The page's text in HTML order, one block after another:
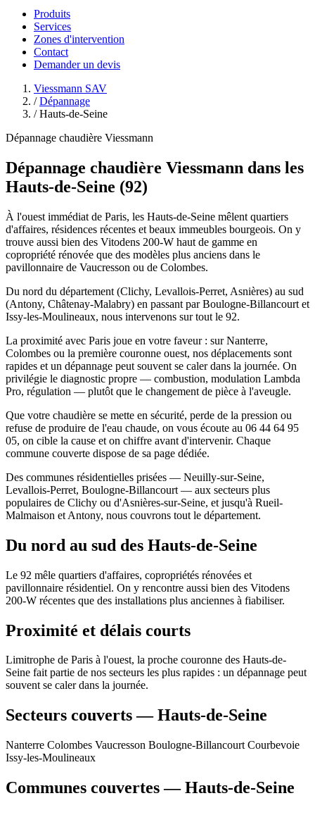
Produits
Services
Zones d'intervention
Contact
Demander un devis
Viessmann SAV
/ Dépannage
/ Hauts-de-Seine
Dépannage chaudière Viessmann
Dépannage chaudière Viessmann dans les
Hauts-de-Seine (92)
À l'ouest immédiat de Paris, les Hauts-de-Seine mêlent quartiers
d'affaires, résidences récentes et beaux immeubles bourgeois. On y
trouve aussi bien des Vitodens 200-W haut de gamme en
copropriété rénovée que des modèles plus anciens dans le
pavillonnaire de Vaucresson ou de Colombes.
Du nord du département (Clichy, Levallois-Perret, Asnières) au sud
(Antony, Châtenay-Malabry) en passant par Boulogne-Billancourt et
Issy-les-Moulineaux, nous intervenons sur tout le 92.
La proximité avec Paris joue en votre faveur : sur Nanterre,
Colombes ou la première couronne ouest, nos déplacements sont
rapides et un dépannage peut souvent se caler dans la journée. On
privilégie le diagnostic propre — combustion, modulation Lambda
Pro, régulation — plutôt que le changement de pièce à l'aveugle.
Que votre chaudière se mette en sécurité, perde de la pression ou
refuse de produire de l'eau chaude, on vous écoute au 06 44 64 95
05, on cible la cause et on chiffre avant d'intervenir. Chaque
commune couverte dispose de sa page dédiée.
Des communes résidentielles prisées — Neuilly-sur-Seine,
Levallois-Perret, Boulogne-Billancourt — aux secteurs plus
populaires de Clichy ou d'Asnières-sur-Seine, et jusqu'à Rueil-
Malmaison et Antony, nous couvrons tout le département.
Du nord au sud des Hauts-de-Seine
Le 92 mêle quartiers d'affaires, copropriétés rénovées et
pavillonnaire résidentiel. On y rencontre aussi bien des Vitodens
200-W récentes que des installations plus anciennes à fiabiliser.
Proximité et délais courts
Limitrophe de Paris à l'ouest, la proche couronne des Hauts-de-
Seine fait partie de nos secteurs les plus rapides : un dépannage peut
souvent se caler dans la journée.
Secteurs couverts — Hauts-de-Seine
Nanterre Colombes Vaucresson Boulogne-Billancourt Courbevoie
Issy-les-Moulineaux
Communes couvertes — Hauts-de-Seine